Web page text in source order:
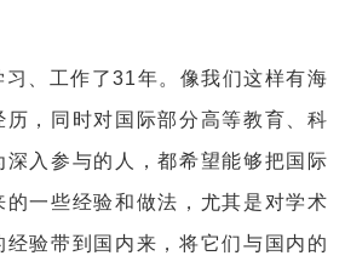
、工作了31年。像我们这样有海
历，同时对国际部分高等教育、科
深入参与的人，都希望能够把国际
的一些经验和做法，尤其是对学术
经验带到国内来，将它们与国内的